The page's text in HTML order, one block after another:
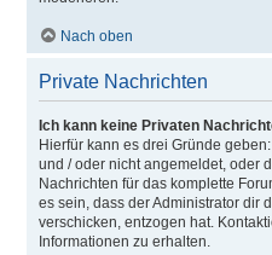
Nach oben
Private Nachrichten
Ich kann keine Privaten
Hierfür kann es drei Gründe
und / oder nicht angemeldet, oder
Nachrichten für das komplette
es sein, dass der Administrator dir
verschicken, entzogen hat.
Informationen zu erhalten.